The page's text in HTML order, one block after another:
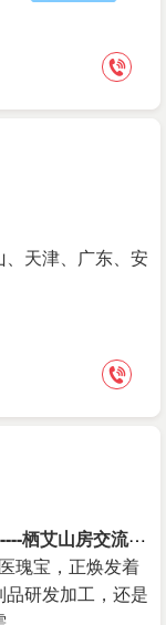
天津、广东、安
共
享艾草行业资源，探讨中医艾灸文化------栖艾山房交流社群正式开放
瑰宝，正焕发着
研发加工，还是